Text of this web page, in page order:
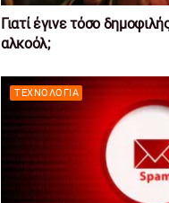
Γιατί έγινε τόσο
αλκοόλ;
ΤΕΧΝΟΛΟΓΊΑ